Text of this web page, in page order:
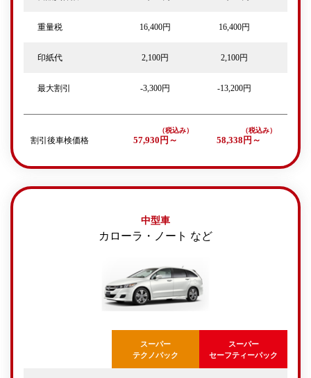
重量税 16,400円 16,400円
印紙代 2,100円 2,100円
最大割引 -3,300円 -13,200円
割引後車検価格 57,930円～ 58,338円～
中型車
カローラ・ノート など
スーパー
テクノパック
スーパー
セーフティーパック